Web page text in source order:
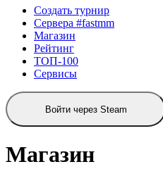
Создать турнир
Сервера #fastmm
Магазин
Рейтинг
ТОП-100
Сервисы
Войти через Steam
Магазин